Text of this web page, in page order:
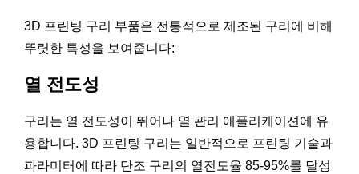
3D 프린팅 구리 부품은 전통적으로 제조된 구리에 비해
뚜렷한 특성을 보여줍니다:
열 전도성
구리는 열 전도성이 뛰어나 열 관리 애플리케이션에 유
용합니다. 3D 프린팅 구리는 일반적으로 프린팅 기술과
파라미터에 따라 단조 구리의 열전도율 85-95%를 달성